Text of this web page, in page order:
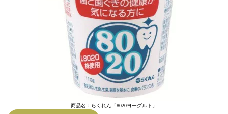
商品名：らくれん「8020ヨーグルト」